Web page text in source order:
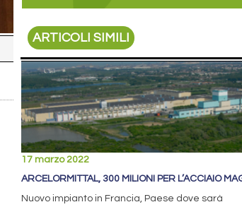
ARTICOLI SIMILI
17 marzo 2022
ARCELORMITTAL, 300 MILIONI PER L’ACCIAIO
Nuovo impianto in Francia, Paese dove sarà